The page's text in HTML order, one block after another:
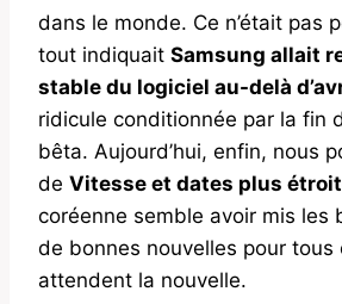
dans le monde. Ce n’était pas
tout indiquait Samsung allait
stable du logiciel au-delà
ridicule conditionnée par la fin
bêta. Aujourd’hui, enfin, nous
de Vitesse et dates plus
coréenne semble avoir mis les
de bonnes nouvelles pour tous
attendent la nouvelle.